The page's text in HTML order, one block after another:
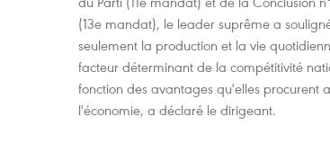
(13e mandat), le leader suprême a
seulement la production et la vie
facteur déterminant de la compétitivité
fonction des avantages qu'elles procurent
l'économie, a déclaré le dirigeant.